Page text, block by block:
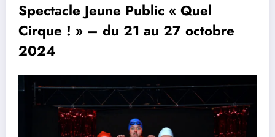
Spectacle Jeune Public « Quel
Cirque ! » – du 21 au 27 octobre
2024